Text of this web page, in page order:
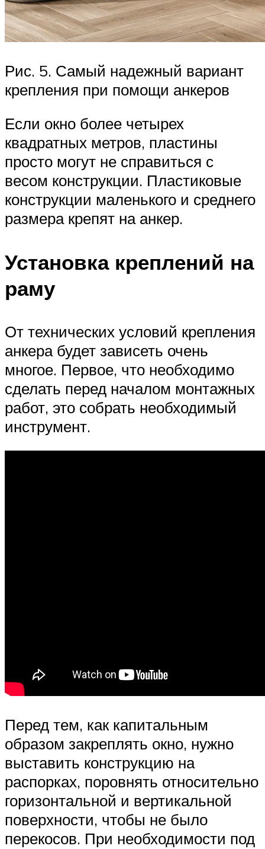
Рис. 5. Самый надежный вариант
крепления при помощи анкеров
Если окно более четырех
квадратных метров, пластины
просто могут не справиться с
весом конструкции. Пластиковые
конструкции маленького и среднего
размера крепят на анкер.
Установка креплений на
раму
От технических условий крепления
анкера будет зависеть очень
многое. Первое, что необходимо
сделать перед началом монтажных
работ, это собрать необходимый
инструмент.
Перед тем, как капитальным
образом закреплять окно, нужно
выставить конструкцию на
распорках, поровнять относительно
горизонтальной и вертикальной
поверхности, чтобы не было
перекосов. При необходимости под